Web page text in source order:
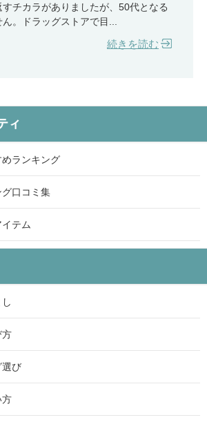
チカラがありましたが、50代となる
。ドラッグストアで目...
続きを読む
ィ
ランキング
口コミ集
テム
方
び
方